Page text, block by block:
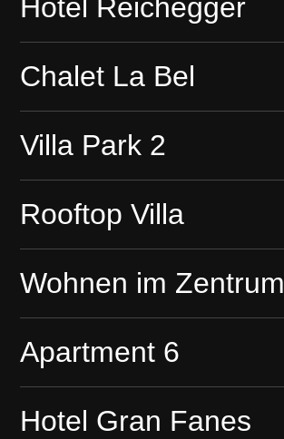
Hotel Reichegger
Chalet La Bel
Villa Park 2
Rooftop Villa
Wohnen im Zentrum
Apartment 6
Hotel Gran Fanes